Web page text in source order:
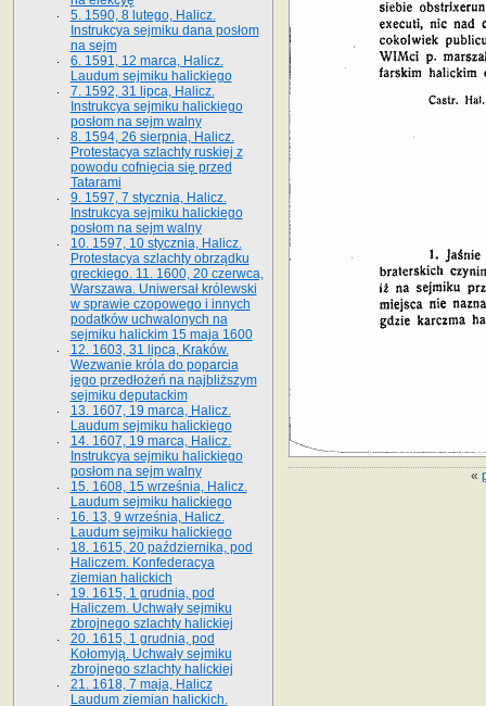
«
5. 1590, 8 lutego, Halicz.
Instrukcya sejmiku dana posłom
na sejm
6. 1591, 12 marca, Halicz.
Laudum sejmiku halickiego
7. 1592, 31 lipca, Halicz.
Instrukcya sejmiku halickiego
posłom na sejm walny
8. 1594, 26 sierpnia, Halicz.
Protestacya szlachty ruskiej z
powodu cofnięcia się przed
Tatarami
9. 1597, 7 stycznia, Halicz.
Instrukcya sejmiku halickiego
posłom na sejm walny
10. 1597, 10 stycznia, Halicz.
Protestacya szlachty obrządku
greckiego. 11. 1600, 20 czerwca,
Warszawa. Uniwersał królewski
w sprawie czopowego i innych
podatków uchwalonych na
sejmiku halickim 15 maja 1600
12. 1603, 31 lipca, Kraków.
Wezwanie króla do poparcia
jego przedłożeń na najbliższym
sejmiku deputackim
13. 1607, 19 marca, Halicz.
Laudum sejmiku halickiego
14. 1607, 19 marca, Halicz.
Instrukcya sejmiku halickiego
posłom na sejm walny
15. 1608, 15 września, Halicz.
Laudum sejmiku halickiego
16. 13, 9 września, Halicz.
Laudum sejmiku halickiego
18. 1615, 20 października, pod
Haliczem. Konfederacya
ziemian halickich
19. 1615, 1 grudnia, pod
Haliczem. Uchwały sejmiku
zbrojnego szlachty halickiej
20. 1615, 1 grudnia, pod
Kołomyją. Uchwały sejmiku
zbrojnego szlachty halickiej
21. 1618, 7 maja, Halicz
Laudum ziemian halickich.